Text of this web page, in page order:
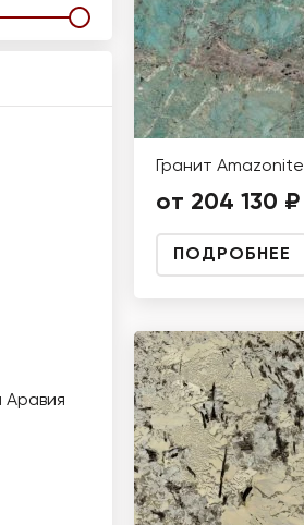
Гранит Amazonite
от 204 130 ₽
ПОДРОБНЕЕ
Аравия